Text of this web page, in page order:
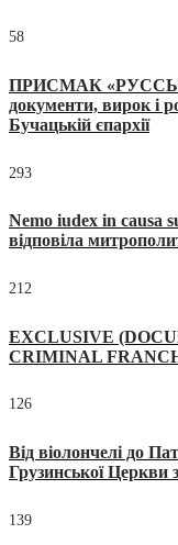
58
ПРИСМАК
документи, вирок і
Бучацькій єпархії
293
Nemo iudex in causa
відповіла
212
EXCLUSIVE
CRIMINAL
126
Від віолончелі до
Грузинської
139